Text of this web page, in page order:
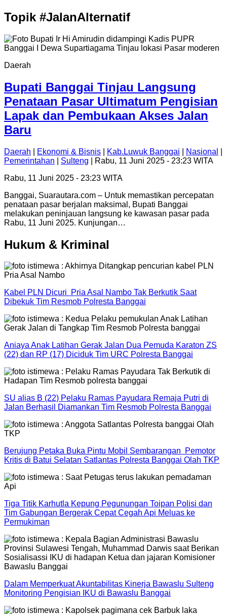
Topik #JalanAlternatif
Daerah
Bupati Banggai Tinjau Langsung
Penataan Pasar Ultimatum Pengisian
Lapak dan Pembukaan Akses Jalan
Baru
Daerah Ekonomi & Bisnis Kab.Luwuk Banggai Nasional
Pemerintahan
Sulteng | Rabu, 11 Juni 2025 - 23:23 WITA
Rabu, 11 Juni 2025 - 23:23 WITA
Banggai, Suarautara.com – Untuk memastikan percepatan
penataan pasar berjalan maksimal, Bupati Banggai
melakukan peninjauan langsung ke kawasan pasar pada
Rabu, 11 Juni 2025. Kunjungan…
Hukum & Kriminal
Kabel PLN Dicuri Pria Asal Nambo Tak Berkutik Saat
Dibekuk Tim Resmob Polresta Banggai
Aniaya Anak Latihan Gerak Jalan Dua Pemuda Karaton ZS
(22) dan RP (17) Diciduk Tim URC Polresta Banggai
SU alias B (22) Pelaku Ramas Payudara Remaja Putri di
Jalan Berhasil Diamankan Tim Resmob Polresta Banggai
Berujung Petaka Buka Pintu Mobil Sembarangan Pemotor
Kritis di Batui Selatan Satlantas Polresta Banggai Olah TKP
Tiga Titik Karhutla Kepung Pegunungan Toipan Polisi dan
Tim Gabungan Bergerak Cepat Cegah Api Meluas ke
Permukiman
Dalam Memperkuat Akuntabilitas Kinerja Bawaslu Sulteng
Monitoring Pengisian IKU di Bawaslu Banggai